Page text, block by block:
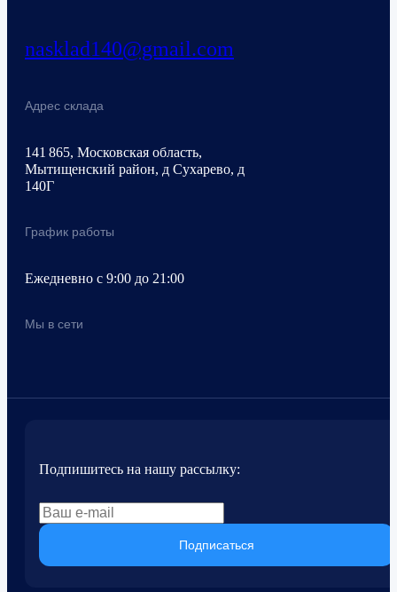
nasklad140@gmail.com
Адрес склада
141 865, Московская область,
Мытищенский район, д Сухарево, д
140Г
График работы
Ежедневно с 9:00 до 21:00
Мы в сети
Подпишитесь на нашу рассылку:
Подписаться